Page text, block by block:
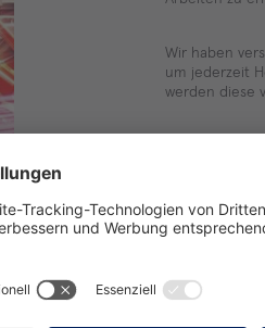
Wir haben
um jederzeit
werden diese